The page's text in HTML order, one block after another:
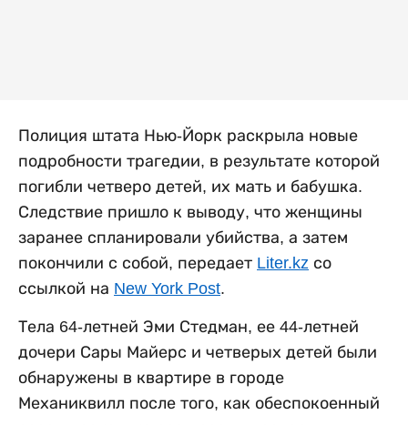
Полиция штата Нью-Йорк раскрыла новые
подробности трагедии, в результате которой
погибли четверо детей, их мать и бабушка.
Следствие пришло к выводу, что женщины
заранее спланировали убийства, а затем
покончили с собой, передает Liter.kz со
ссылкой на New York Post.
Тела 64-летней Эми Стедман, ее 44-летней
дочери Сары Майерс и четверых детей были
обнаружены в квартире в городе
Механиквилл после того, как обеспокоенный